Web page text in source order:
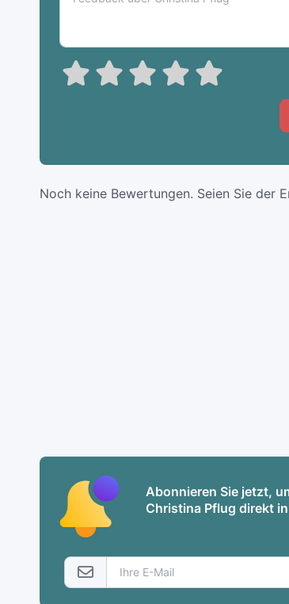
Noch keine Bewertungen. Seien Sie der
Abonnieren Sie jetzt,
Christina Pflug direkt